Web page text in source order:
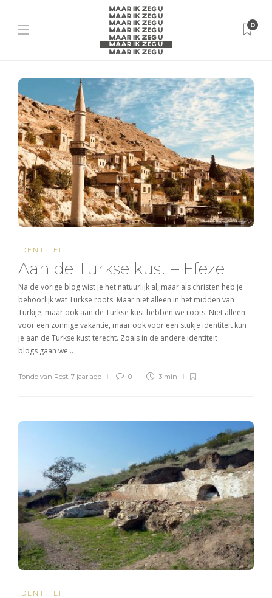
0
IDENTITEIT
Aan de Turkse kust – Efeze
Na de vorige blog wist je het natuurlijk al, maar als christen heb je
behoorlijk wat Turkse roots. Maar niet alleen in het midden van
Turkije, maar ook aan de Turkse kust hebben we roots. Niet alleen
voor een zonnige vakantie, maar ook voor een stukje identiteit kun
je aan de Turkse kust terecht. Zoals in de andere identiteit
blogs gaan we…
Tondo van Rest, 7 jaar ago 0 3 min
IDENTITEIT